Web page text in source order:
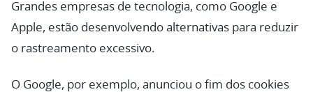
Grandes empresas de tecnologia, como Google e
Apple, estão desenvolvendo alternativas para reduzir
o rastreamento excessivo.
O Google, por exemplo, anunciou o fim dos cookies